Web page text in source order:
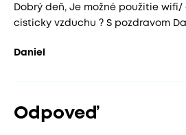
Dobrý deň, Je možné použitie
cisticky vzduchu ? S pozdravom
Daniel
Odpoveď